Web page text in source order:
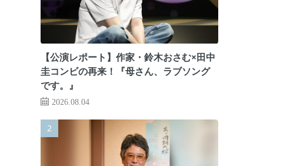
【公演レポート】作家・鈴木おさむ×田中
圭コンビの再来！『母さん、ラブソング
です。』
2026.08.04